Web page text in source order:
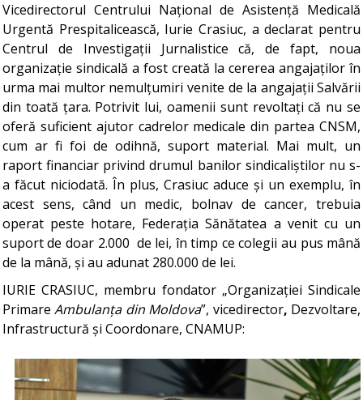
Vicedirectorul Centrului Național de Asistență Medicală
Urgentă Prespitalicească, Iurie Crasiuc, a declarat pentru
Centrul de Investigații Jurnalistice că, de fapt, noua
organizație sindicală a fost creată la cererea angajaților în
urma mai multor nemulțumiri venite de la angajații Salvării
din toată țara. Potrivit lui, oamenii sunt revoltați că nu se
oferă suficient ajutor cadrelor medicale din partea CNSM,
cum ar fi foi de odihnă, suport material. Mai mult, un
raport financiar privind drumul banilor sindicaliștilor nu s-
a făcut niciodată. În plus, Crasiuc aduce și un exemplu, în
acest sens, când un medic, bolnav de cancer, trebuia
operat peste hotare, Federația Sănătatea a venit cu un
suport de doar 2.000 de lei, în timp ce colegii au pus mână
de la mână, și au adunat 280.000 de lei.
IURIE CRASIUC, membru fondator „Organizației Sindicale
PrimareAmbulanța din Moldova”, vicedirector, Dezvoltare,
Infrastructură și Coordonare, CNAMUP: